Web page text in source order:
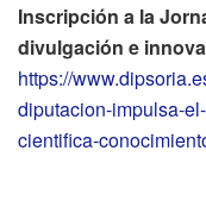
Inscripción a la
divulgación e
https://
diputacion-impulsa-
cientifica-